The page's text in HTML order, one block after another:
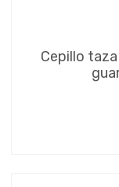
Cepillo